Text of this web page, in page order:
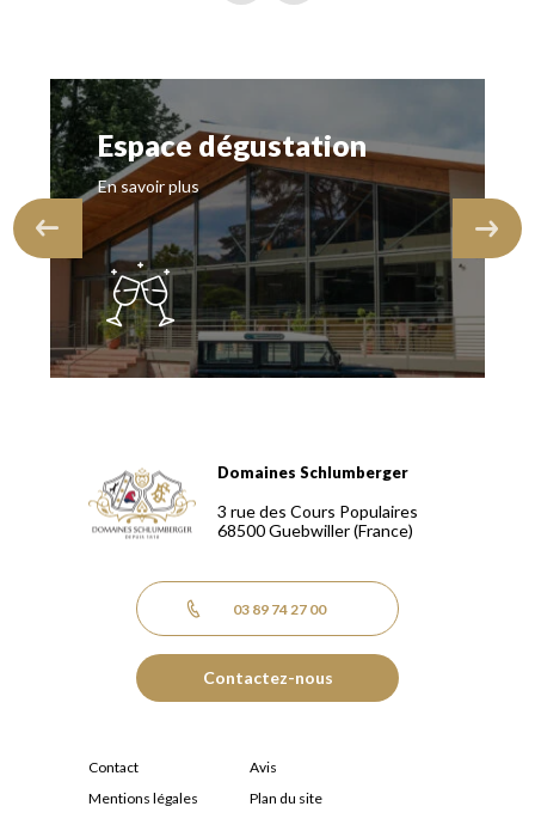
Espace dégustation
En savoir plus
Domaines Schlumberger Vignerons 100% récoltants
Domaines Schlumberger
3 rue des Cours Populaires
68500Guebwiller(France)
03 89 74 27 00
Contactez-nous
Contact
Avis
Mentions légales
Plan du site